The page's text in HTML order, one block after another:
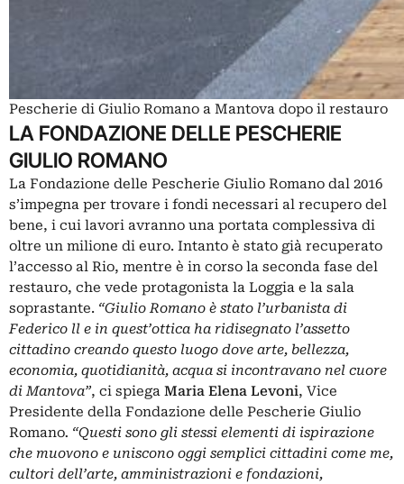
Pescherie di Giulio Romano a Mantova dopo il restauro
LA FONDAZIONE DELLE PESCHERIE
GIULIO ROMANO
La Fondazione delle Pescherie Giulio Romano dal 2016
s’impegna per trovare i fondi necessari al recupero del
bene, i cui lavori avranno una portata complessiva di
oltre un milione di euro. Intanto è stato già recuperato
l’accesso al Rio, mentre è in corso la seconda fase del
restauro, che vede protagonista la Loggia e la sala
soprastante. “Giulio Romano è stato l’urbanista di
Federico ll e in quest’ottica ha ridisegnato l’assetto
cittadino creando questo luogo dove arte, bellezza,
economia, quotidianità, acqua si incontravano nel cuore
di Mantova”, ci spiega Maria Elena Levoni, Vice
Presidente della Fondazione delle Pescherie Giulio
Romano. “Questi sono gli stessi elementi di ispirazione
che muovono e uniscono oggi semplici cittadini come me,
cultori dell’arte, amministrazioni e fondazioni,